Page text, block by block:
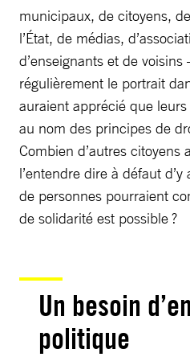
municipaux, de citoyens,
l’État, de médias,
d’enseignants et de
régulièrement le portrait
auraient apprécié que
au nom des principes de
Combien d’autres citoyens
l’entendre dire à défaut
de personnes pourraient
de solidarité est possible ?
Un besoin
politique